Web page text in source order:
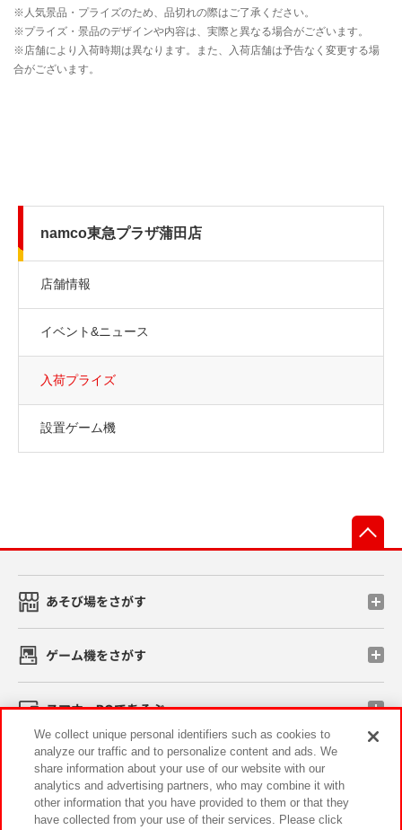
namco東急プラザ蒲田店
店舗情報
イベント&ニュース
入荷プライズ
設置ゲーム機
あそび場をさがす
ゲーム機をさがす
スマホ・PCであそぶ
イベント・キャンペーン
We collect unique personal identifiers such as cookies to
analyze our traffic and to personalize content and ads. We
share information about your use of our website with our
analytics and advertising partners, who may combine it with
other information that you have provided to them or that they
have collected from your use of their services. Please click